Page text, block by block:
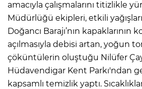
amacıyla çalışmalarını titizlikle
Müdürlüğü ekipleri, etkili
Doğancı Barajı’nın
açılmasıyla debisi artan, yoğun
çöküntülerin oluştuğu Nilüfer
Hüdavendigar Kent Parkı'ndan
kapsamlı temizlik yaptı.